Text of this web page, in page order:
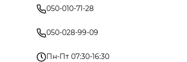
050-010-71-28
050-028-99-09
Пн-Пт 07:30-16:30